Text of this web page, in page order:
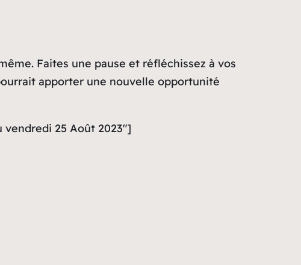
Faites une pause et réfléchissez à vos
apporter une nouvelle opportunité
25 Août 2023″]